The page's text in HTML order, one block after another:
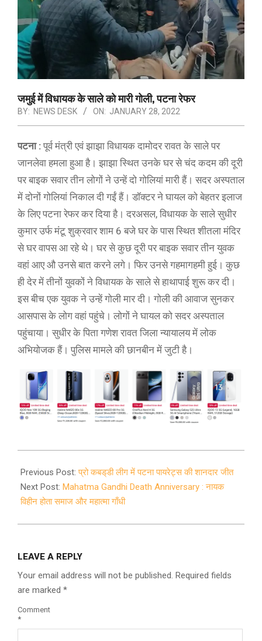
जमुई में विधायक के साले को मारी गोली, पटना रेफर
BY: NEWS DESK ON: JANUARY 28, 2022
पटना : पूर्व मंत्री एवं झाझा विधायक दामोदर रावत के साले पर
जानलेवा हमला हुआ है। झाझा स्थित उनके घर से चंद कदम की दूरी
पर बाइक सवार तीन लोगों ने उन्हें दो गोलियां मारी हैं। सदर अस्पताल
में दोनों गोलियां निकाल दी गईं हैं। डॉक्टर ने घायल को बेहतर इलाज
के लिए पटना रेफर कर दिया है। दरअसल, विधायक के साले सुधीर
कुमार उर्फ मंटू शुक्रवार शाम 6 बजे घर के पास स्थित शीतला मंदिर
से घर वापस आ रहे थे। घर से कुछ दूरी पर बाइक सवार तीन युवक
वहां आए औ उनसे बात करने लगे। फिर उनसे गहमागहमी हुई। कुछ
ही देर में तीनों युवकों ने विधायक के साले से हाथापाई शुरू कर दी।
इस बीच एक युवक ने उन्हें गोली मार दी। गोली की आवाज सुनकर
आसपास के लोग वहां पहुंचे। लोगों ने घायल को सदर अस्पताल
पहुंचाया। सुधीर के पिता गणेश रावत जिला न्यायालय में लोक
अभियोजक हैं। पुलिस मामले की छानबीन में जुटी है।
01-
28
Previous Post:प्रो कबड्‌डी लीग में पटना पायरेट्स की शानदार जीत
Next Post: Mahatma Gandhi Death Anniversary : नायक
विहीन होता समाज और महात्मा गाँधी
LEAVE A REPLY
Your email address will not be published. Required fields
are marked *
Comment
*